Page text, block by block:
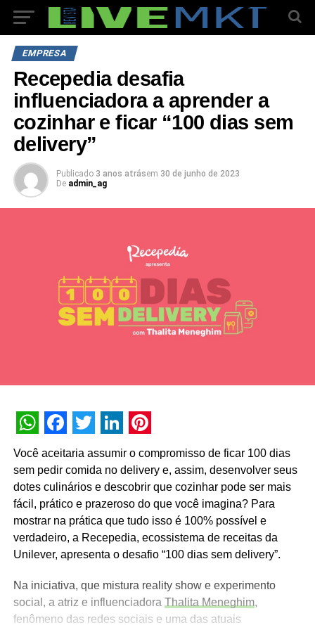
EMPRESA
Recepedia desafia
influenciadora a aprender a
cozinhar e ficar “100 dias sem
delivery”
Publicado 3 anos atrásem 30 de junho de 2023
De admin_ag
WhatsApp
Facebook
Twitter
LinkedIn
Pinterest
Você aceitaria assumir o compromisso de ficar 100 dias
sem pedir comida no delivery e, assim, desenvolver seus
dotes culinários e descobrir que cozinhar pode ser mais
fácil, prático e prazeroso do que você imagina? Para
mostrar na prática que tudo isso é 100% possível e
verdadeiro, a Recepedia, ecossistema de receitas da
Unilever, apresenta o desafio “100 dias sem delivery”.
Na iniciativa, que mistura reality show e experimento
social, a atriz e influenciadora Thalita Meneghim,
fenômeno das redes sociais e uma das atuais